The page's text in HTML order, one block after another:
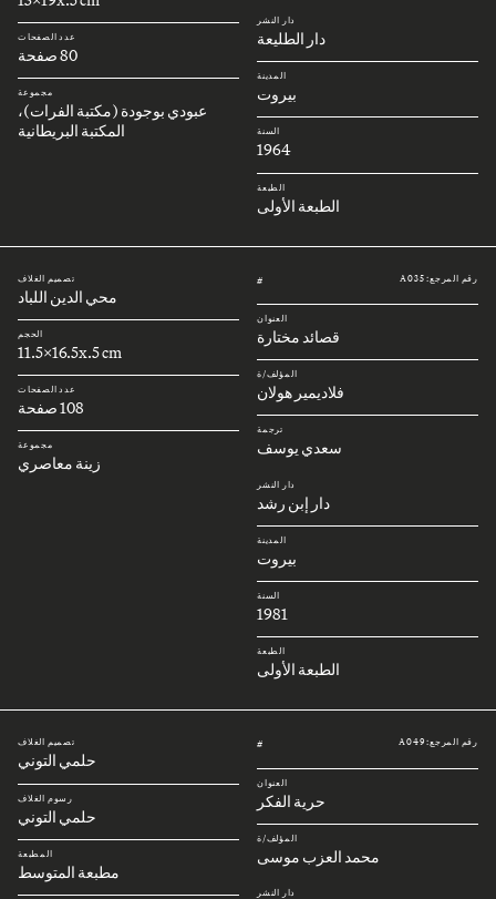
دار النشر
دار الطليعة
المدينة
بيروت
السنة
1964
الطبعة
الطبعة الأولى
عدد الصفحات
80 صفحة
مجموعة
عبودي بوجودة (مكتبة الفرات)،
المكتبة البريطانية
رقم المرجع: A035 #
العنوان
قصائد مختارة
المؤلف/ة
فلاديمير هولان
ترجمة
سعدي يوسف
دار النشر
دار إبن رشد
المدينة
بيروت
السنة
1981
الطبعة
الطبعة الأولى
تصميم الغلاف
محي الدين اللباد
الحجم
11.5x16.5x.5 cm
عدد الصفحات
108 صفحة
مجموعة
زينة معاصري
رقم المرجع: A049 #
العنوان
حرية الفكر
المؤلف/ة
محمد العزب موسى
دار النشر
تصميم الغلاف
حلمي التوني
رسوم الغلاف
حلمي التوني
المطبعة
مطبعة المتوسط